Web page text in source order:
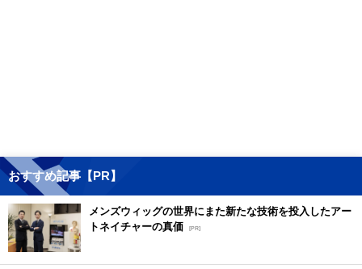
おすすめ記事【PR】
メンズウィッグの世界にまた新たな技術を投入したアー
トネイチャーの真価
[PR]